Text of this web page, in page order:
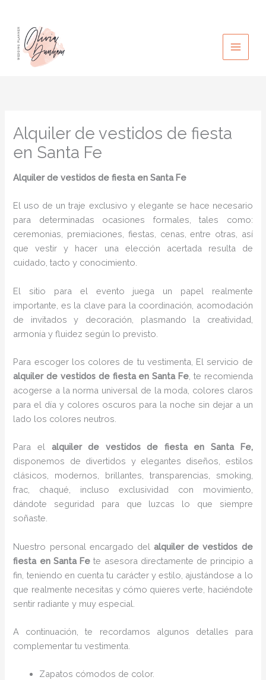
contenido
Alquiler de vestidos de fiesta
en Santa Fe
Alquiler de vestidos de fiesta en Santa Fe
El uso de un traje exclusivo y elegante se hace necesario
para determinadas ocasiones formales, tales como:
ceremonias, premiaciones, fiestas, cenas, entre otras, así
que vestir y hacer una elección acertada resulta de
cuidado, tacto y conocimiento.
El sitio para el evento juega un papel realmente
importante, es la clave para la coordinación, acomodación
de invitados y decoración, plasmando la creatividad,
armonía y fluidez según lo previsto.
Para escoger los colores de tu vestimenta, El servicio de
alquiler de vestidos de fiesta en Santa Fe, te recomienda
acogerse a la norma universal de la moda, colores claros
para el día y colores oscuros para la noche sin dejar a un
lado los colores neutros.
Para el alquiler de vestidos de fiesta
en Santa Fe,
disponemos de divertidos y elegantes diseños, estilos
clásicos, modernos, brillantes, transparencias, smoking,
frac, chaqué, incluso exclusividad con movimiento,
dándote seguridad para que luzcas lo que siempre
soñaste.
Nuestro personal encargado delalquiler de vestidos de
fiesta en Santa Fe te asesora directamente de principio a
fin, teniendo en cuenta tu carácter y estilo, ajustándose a lo
que realmente necesitas y cómo quieres verte, haciéndote
sentir radiante y muy especial.
A continuación, te recordamos algunos detalles para
complementar tu vestimenta.
Zapatos cómodos de color.